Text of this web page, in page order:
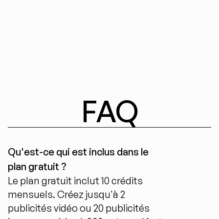
FAQ
Qu'est-ce qui est inclus dans le
plan gratuit ?
Le plan gratuit inclut 10 crédits
mensuels. Créez jusqu'à 2
publicités vidéo ou 20 publicités